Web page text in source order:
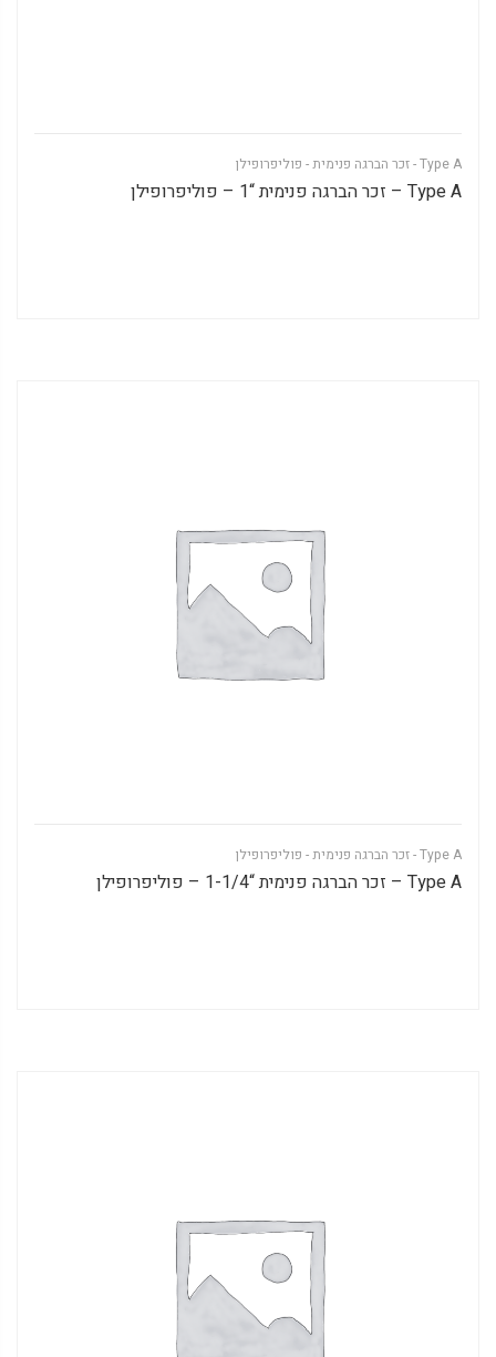
Type A - זכר הברגה פנימית - פוליפרופילן
Type A – זכר הברגה פנימית “1 – פוליפרופילן
Type A - זכר הברגה פנימית - פוליפרופילן
Type A – זכר הברגה פנימית “1-1/4 – פוליפרופילן